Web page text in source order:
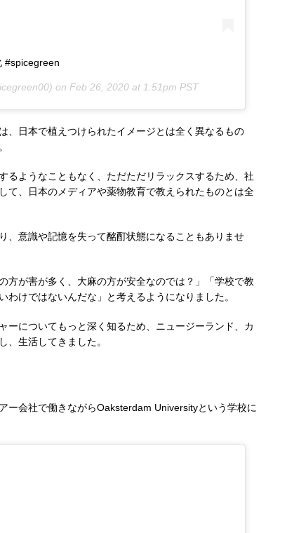
#spicegreen
on Feb 26, 2020 at 1:51pm PST
、日本で植えつけられたイメージとは全く異なるもの
るようなこともなく、ただただリラックスするため、社
て、日本のメディアや薬物教育で教えられたものとは全
、意識や記憶を失って酩酊状態になることもありませ
方が害が多く、大麻の方が安全なのでは？」「学校で教
けではないんだな」と考えるようになりました。
ーについてもっと深く知るため、ニュージーランド、カ
、生活してきました。
ー会社で働きながらOaksterdam Universityという学校に